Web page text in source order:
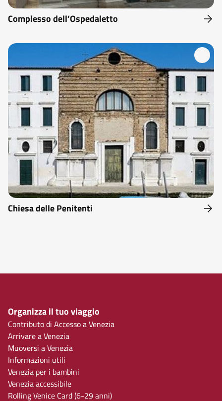
Complesso dell’Ospedaletto
Chiesa delle Penitenti
Organizza il tuo viaggio
Contributo di Accesso a Venezia
Arrivare a Venezia
Muoversi a Venezia
Informazioni utili
Venezia per i bambini
Venezia accessibile
Rolling Venice Card (6-29 anni)